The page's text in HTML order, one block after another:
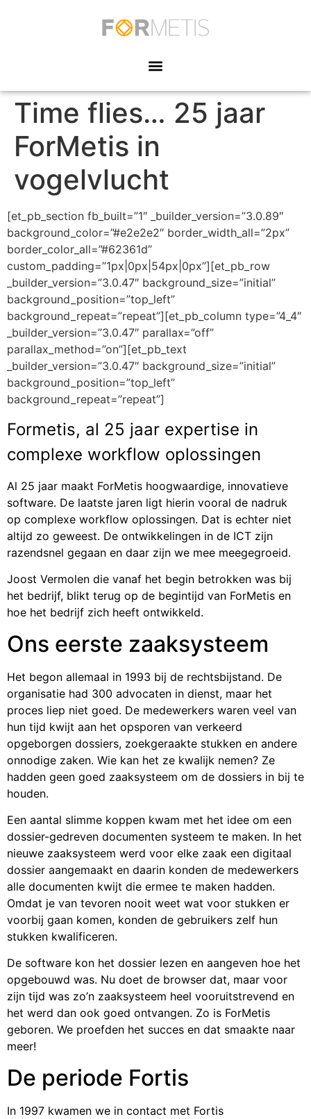
Time flies… 25 jaar
ForMetis in
vogelvlucht
[et_pb_section fb_built=”1″ _builder_version=”3.0.89″
background_color=”#e2e2e2″ border_width_all=”2px”
border_color_all=”#62361d”
custom_padding=”1px|0px|54px|0px”][et_pb_row
_builder_version=”3.0.47″ background_size=”initial”
background_position=”top_left”
background_repeat=”repeat”][et_pb_column type=”4_4″
_builder_version=”3.0.47″ parallax=”off”
parallax_method=”on”][et_pb_text
_builder_version=”3.0.47″ background_size=”initial”
background_position=”top_left”
background_repeat=”repeat”]
Formetis, al 25 jaar expertise in
complexe workflow oplossingen
Al 25 jaar maakt ForMetis hoogwaardige, innovatieve
software. De laatste jaren ligt hierin vooral de nadruk
op complexe workflow oplossingen. Dat is echter niet
altijd zo geweest. De ontwikkelingen in de ICT zijn
razendsnel gegaan en daar zijn we mee meegegroeid.
Joost Vermolen die vanaf het begin betrokken was bij
het bedrijf, blikt terug op de begintijd van ForMetis en
hoe het bedrijf zich heeft ontwikkeld.
Ons eerste zaaksysteem
Het begon allemaal in 1993 bij de rechtsbijstand. De
organisatie had 300 advocaten in dienst, maar het
proces liep niet goed. De medewerkers waren veel van
hun tijd kwijt aan het opsporen van verkeerd
opgeborgen dossiers, zoekgeraakte stukken en andere
onnodige zaken. Wie kan het ze kwalijk nemen? Ze
hadden geen goed zaaksysteem om de dossiers in bij te
houden.
Een aantal slimme koppen kwam met het idee om een
dossier-gedreven documenten systeem te maken. In het
nieuwe zaaksysteem werd voor elke zaak een digitaal
dossier aangemaakt en daarin konden de medewerkers
alle documenten kwijt die ermee te maken hadden.
Omdat je van tevoren nooit weet wat voor stukken er
voorbij gaan komen, konden de gebruikers zelf hun
stukken kwalificeren.
De software kon het dossier lezen en aangeven hoe het
opgebouwd was. Nu doet de browser dat, maar voor
zijn tijd was zo’n zaaksysteem heel vooruitstrevend en
het werd dan ook goed ontvangen. Zo is ForMetis
geboren. We proefden het succes en dat smaakte naar
meer!
De periode Fortis
In 1997 kwamen we in contact met Fortis